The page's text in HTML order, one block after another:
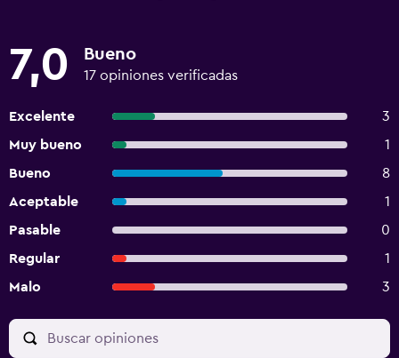
7,0 Bueno
17 opiniones verificadas
Excelente
3
Muy bueno
1
Bueno
8
Aceptable
1
Pasable
0
Regular
1
Malo
3